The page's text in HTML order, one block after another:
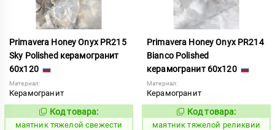
Primavera Honey Onyx PR215
Sky Polished керамогранит
60x120
Материал:
Керамогранит
935333
Код товара:
маятник тяжелой свежести
Primavera Honey Onyx PR214
Bianco Polished
керамогранит 60x120
Материал:
Керамогранит
935330
Код товара:
маятник тяжелой реликвии